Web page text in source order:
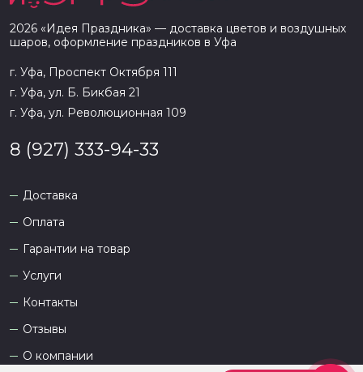
2026 «Идея Праздника» — доставка цветов и воздушных
шаров, оформление праздников в Уфа
г. Уфа, Проспект Октября 111
г. Уфа, ул. Б. Бикбая 21
г. Уфа, ул. Революционная 109
8 (927) 333-94-33
Доставка
Оплата
Гарантии на товар
Услуги
Контакты
Отзывы
О компании